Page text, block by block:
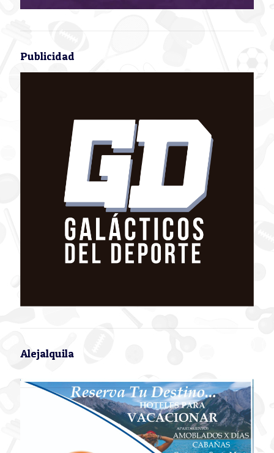
Publicidad
Alejalquila